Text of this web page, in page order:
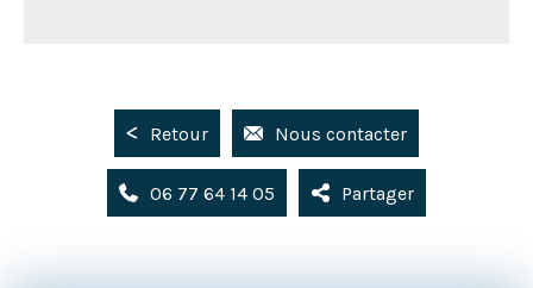
Retour Nous contacter
06 77 64 14 05 Partager